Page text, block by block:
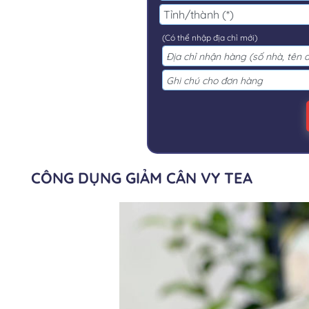
(Có thể nhập địa chỉ mới)
CÔNG DỤNG GIẢM CÂN VY TEA